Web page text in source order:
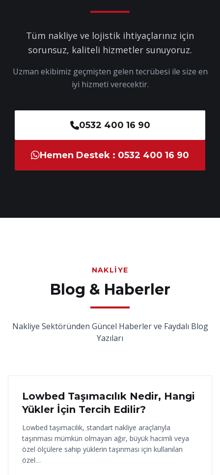
Tüm nakliye ve lojistik ihtiyaçlarınız için
sorunsuz, kaliteli hizmetler sunuyoruz.
Uzman ekibimiz geçmişten gelen tecrübesi ile size en
iyi hizmeti verecektir.
0532 400 16 90
Hemen Destek : 0532 400 16 90
NAKLIYE
Blog & Haberler
Nakliye Sektöründen Güncel Haberler ve Faydalı Blog
Yazıları
18 Haziran 2026
Lowbed Taşımacılık Nedir, Hangi
Yükler İçin Tercih Edilir?
Lowbed taşımacılık, standart nakliye araçlarıyla
taşınması mümkün olmayan ağır, büyük hacimli veya
özel ölçülere sahip yüklerin taşınması için kullanılan
özel…